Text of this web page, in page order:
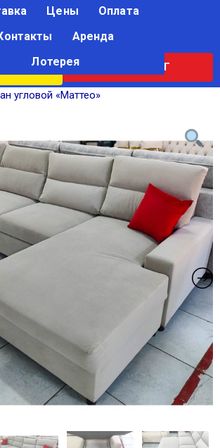
КАТАЛОГ
Цены
Оплата
Аренда
Лотерея
угловой «Маттео»